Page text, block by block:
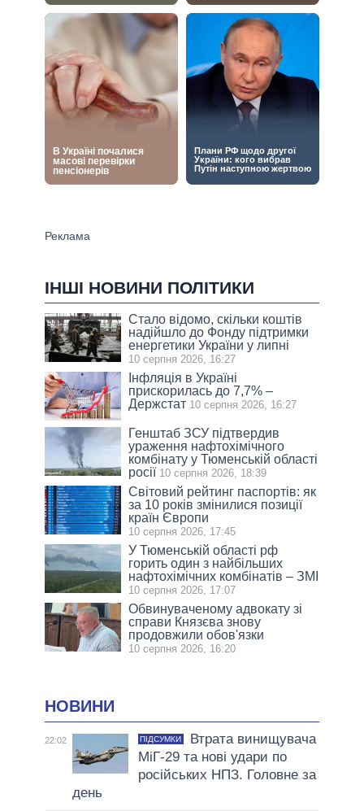
ІНШІ НОВИНИ ПОЛІТИКИ
Стало відомо, скільки коштів
надійшло до Фонду підтримки
енергетики України у липні
10 серпня 2026, 16:27
Інфляція в Україні
прискорилась до 7,7% –
Держстат 10 серпня 2026, 16:27
Генштаб ЗСУ підтвердив
ураження нафтохімічного
комбінату у Тюменській області
росії 10 серпня 2026, 18:39
Світовий рейтинг паспортів: як
за 10 років змінилися позиції
країн Європи
10 серпня 2026, 17:45
У Тюменській області рф
горить один з найбільших
нафтохімічних комбінатів – ЗМІ
10 серпня 2026, 17:07
Обвинуваченому адвокату зі
справи Князєва знову
продовжили обов'язки
10 серпня 2026, 16:20
НОВИНИ
22:02 ПІДСУМКИ
Втрата винищувача
МіГ-29 та нові удари по
російських НПЗ. Головне за
день